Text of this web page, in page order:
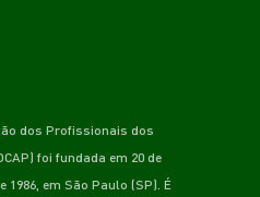
dos Profissionais dos
foi fundada em 20 de
1986, em São Paulo (SP). É